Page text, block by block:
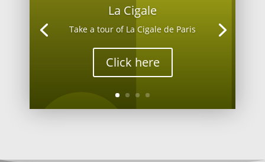
La Cigale
Take a tour of La Cigale de Paris
Click here